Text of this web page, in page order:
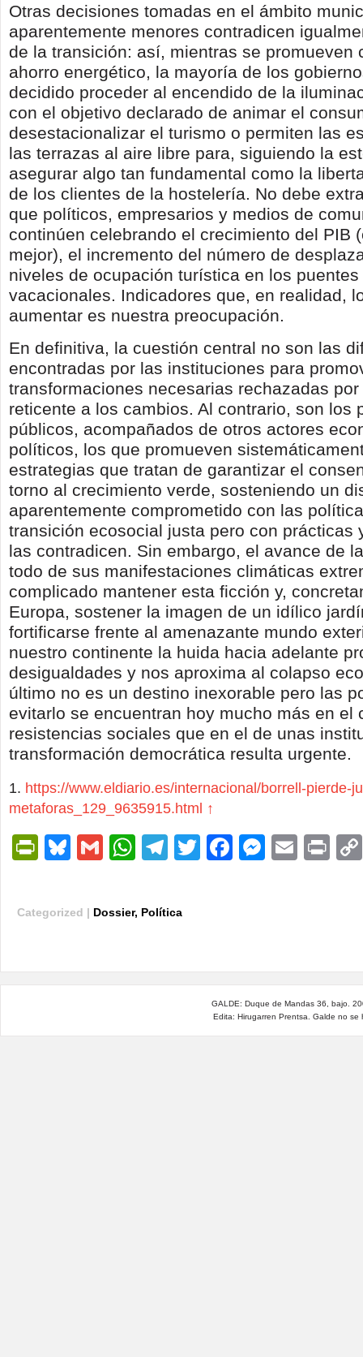
Otras decisiones tomadas en el ámbito
aparentemente menores contradicen
de la transición: así, mientras se promueven
ahorro energético, la mayoría de los
decidido proceder al encendido de la
con el objetivo declarado de animar el
desestacionalizar el turismo o permiten las
las terrazas al aire libre para, siguiendo la
asegurar algo tan fundamental como la
de los clientes de la hostelería. No debe
que políticos, empresarios y medios de
continúen celebrando el crecimiento del PIB
mejor), el incremento del número de
niveles de ocupación turística en los
vacacionales. Indicadores que, en realidad,
aumentar es nuestra preocupación.
En definitiva, la cuestión central no son las
encontradas por las instituciones para
transformaciones necesarias rechazadas
reticente a los cambios. Al contrario, son los
públicos, acompañados de otros actores
políticos, los que promueven
estrategias que tratan de garantizar el
torno al crecimiento verde, sosteniendo un
aparentemente comprometido con las
transición ecosocial justa pero con prácticas
las contradicen. Sin embargo, el avance de
todo de sus manifestaciones climáticas
complicado mantener esta ficción y,
Europa, sostener la imagen de un idílico
fortificarse frente al amenazante mundo
nuestro continente la huida hacia adelante
desigualdades y nos aproxima al colapso
último no es un destino inexorable pero las
evitarlo se encuentran hoy mucho más en el
resistencias sociales que en el de unas
transformación democrática resulta urgente.
https://www.eldiario.es/internacional/borrell-pierde-
metaforas_129_9635915.html ↑
PrintFriendly
Bluesky
GmailWhatsApp
Telegram
TwitterFacebook
Email
Categorized | Dossier, Política
GALDE: Duque de Mandas 36, bajo.
Edita: Hirugarren Prentsa. Galde no